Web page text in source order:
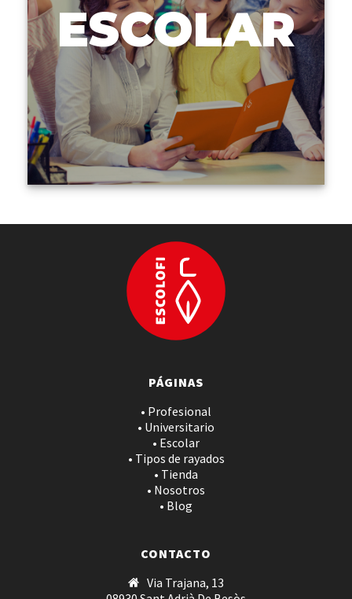
ESCOLAR
PÁGINAS
• Profesional
• Universitario
• Escolar
• Tipos de rayados
• Tienda
• Nosotros
• Blog
CONTACTO
Via Trajana, 13